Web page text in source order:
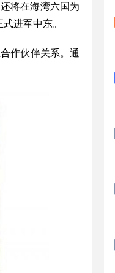
将在海湾六国为
进军中东。
作伙伴关系。通